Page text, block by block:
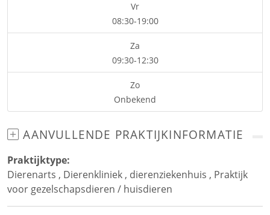
Vr
08:30-19:00
Za
09:30-12:30
Zo
Onbekend
AANVULLENDE PRAKTIJKINFORMATIE
Praktijktype:
Dierenarts , Dierenkliniek , dierenziekenhuis , Praktijk
voor gezelschapsdieren / huisdieren